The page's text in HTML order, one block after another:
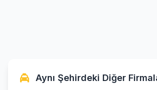
Aynı Şehirdeki Diğer